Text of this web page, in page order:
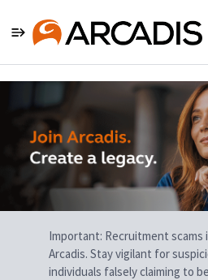
Single
Position
Important: Recruitment scams
Arcadis. Stay vigilant for
individuals falsely claiming to